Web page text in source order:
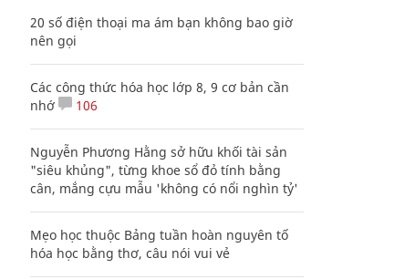
20 số điện thoại ma ám bạn không bao giờ
nên gọi
Các công thức hóa học lớp 8, 9 cơ bản cần
nhớ
106
Nguyễn Phương Hằng sở hữu khối tài sản
"siêu khủng", từng khoe sổ đỏ tính bằng
cân, mắng cựu mẫu 'không có nổi nghìn tỷ'
Mẹo học thuộc Bảng tuần hoàn nguyên tố
hóa học bằng thơ, câu nói vui vẻ